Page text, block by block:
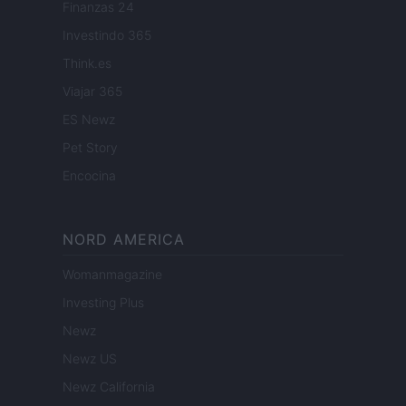
Finanzas 24
Investindo 365
Think.es
Viajar 365
ES Newz
Pet Story
Encocina
NORD AMERICA
Womanmagazine
Investing Plus
Newz
Newz US
Newz California